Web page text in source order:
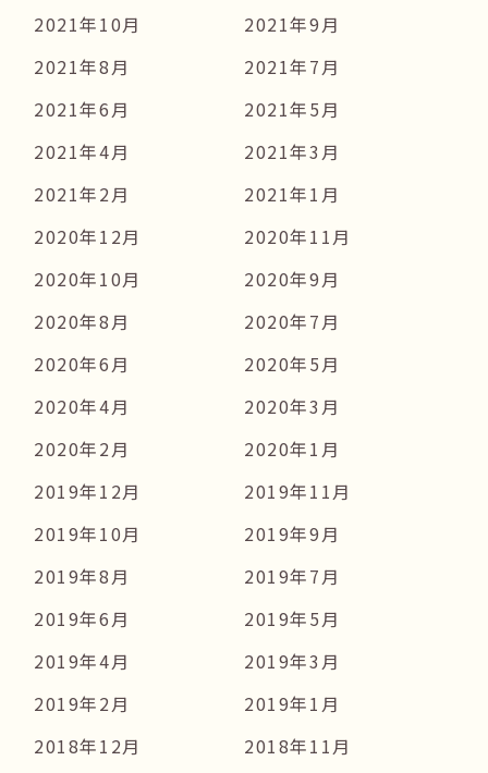
2021年10月
2021年9月
2021年8月
2021年7月
2021年6月
2021年5月
2021年4月
2021年3月
2021年2月
2021年1月
2020年12月
2020年11月
2020年10月
2020年9月
2020年8月
2020年7月
2020年6月
2020年5月
2020年4月
2020年3月
2020年2月
2020年1月
2019年12月
2019年11月
2019年10月
2019年9月
2019年8月
2019年7月
2019年6月
2019年5月
2019年4月
2019年3月
2019年2月
2019年1月
2018年12月
2018年11月